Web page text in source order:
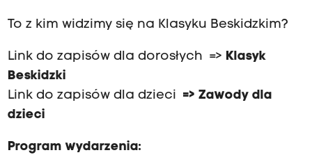
To z kim widzimy się na Klasyku Beskidzkim?
Link do zapisów dla dorosłych => Klasyk
Beskidzki
Link do zapisów dla dzieci => Zawody dla
dzieci
Program wydarzenia: